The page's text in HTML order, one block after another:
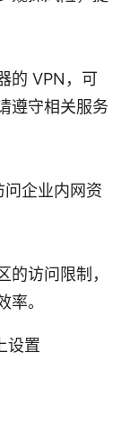
的 VPN，可
遵守相关服务
企业内网资
访问限制，
。
设置